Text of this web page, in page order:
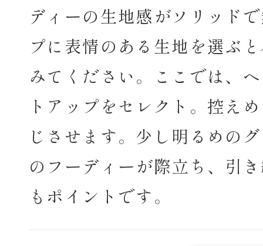
ディーの生地感がソリッド
プに表情のある生地を選ぶ
みてください。ここでは、
トアップをセレクト。控え
じさせます。少し明るめの
のフーディーが際立ち、引
もポイントです。